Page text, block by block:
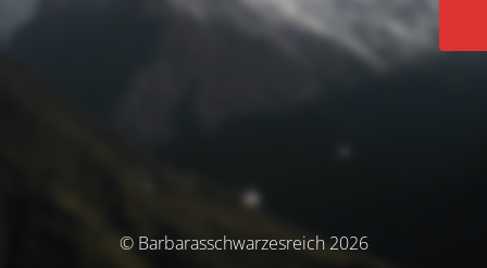
© Barbarasschwarzesreich 2026